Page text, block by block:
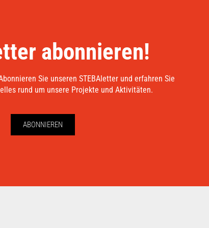
abonnieren!
Sie unseren STEBAletter und erfahren Sie
rund um unsere Projekte und Aktivitäten.
ABONNIEREN